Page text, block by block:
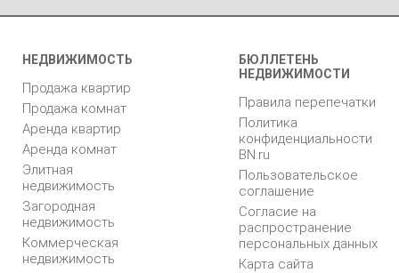
НЕДВИЖИМОСТЬ
Продажа квартир
Продажа комнат
Аренда квартир
Аренда комнат
Элитная
недвижимость
Загородная
недвижимость
Коммерческая
недвижимость
БЮЛЛЕТЕНЬ
НЕДВИЖИМОСТИ
Правила перепечатки
Политика
конфиденциальности
BN.ru
Пользовательское
соглашение
Согласие на
распространение
персональных данных
Карта сайта